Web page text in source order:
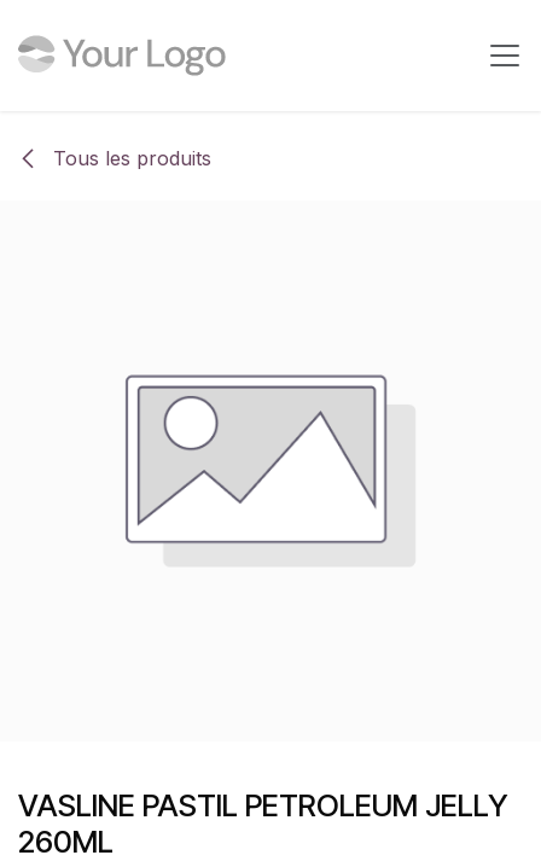
Tous les produits
VASLINE PASTIL PETROLEUM JELLY
260ML